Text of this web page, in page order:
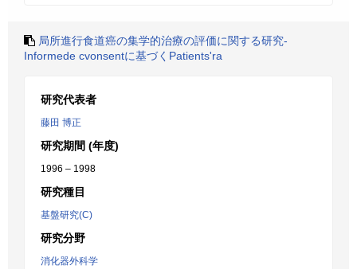
局所進行食道癌の集学的治療の評価に関する研究-
Informede cvonsentに基づくPatients'ra
研究代表者
藤田 博正
研究期間 (年度)
1996 – 1998
研究種目
基盤研究(C)
研究分野
消化器外科学